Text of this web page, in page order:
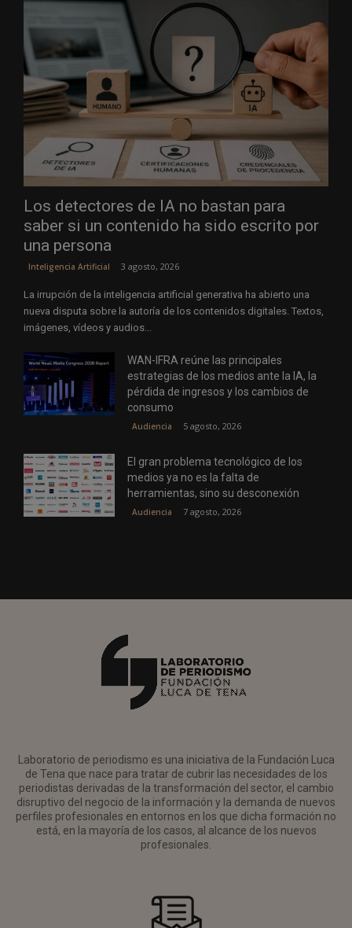
Los detectores de IA no bastan para
saber si un contenido ha sido escrito por
una persona
Inteligencia Artificial 3 agosto, 2026
La irrupción de la inteligencia artificial generativa ha abierto una
nueva disputa sobre la autoría de los contenidos digitales. Textos,
imágenes, vídeos y audios...
WAN-IFRA reúne las principales
estrategias de los medios ante la IA, la
pérdida de ingresos y los cambios de
consumo
Audiencia 5 agosto, 2026
El gran problema tecnológico de los
medios ya no es la falta de
herramientas, sino su desconexión
Audiencia 7 agosto, 2026
Laboratorio de periodismo es una iniciativa de la Fundación Luca
de Tena que nace para tratar de cubrir las necesidades de los
periodistas derivadas de la transformación del sector, el cambio
disruptivo del negocio de la información y la demanda de nuevos
perfiles profesionales en entornos en los que dicha formación no
está, en la mayoría de los casos, al alcance de los nuevos
profesionales.